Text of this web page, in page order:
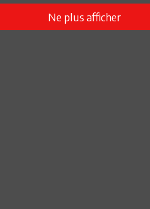
Ne plus afficher